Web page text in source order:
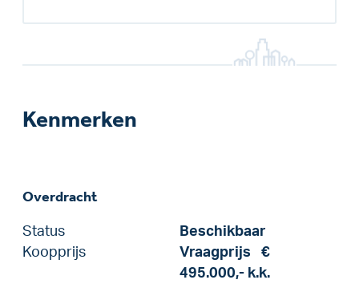
Kenmerken
Overdracht
Status
Beschikbaar
Koopprijs
Vraagprijs
€
495.000,- k.k.